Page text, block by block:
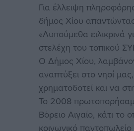
Για έλλειψη
δήμος Χίου
«Λυπούμεθα ειλικρινά
στελέχη του τοπικού
Ο Δήμος Χίου,
αναπτύξει στο νησί
χρηματοδοτεί και να
Το 2008
Βόρειο Αιγαίο, κάτι
κοινωνικό